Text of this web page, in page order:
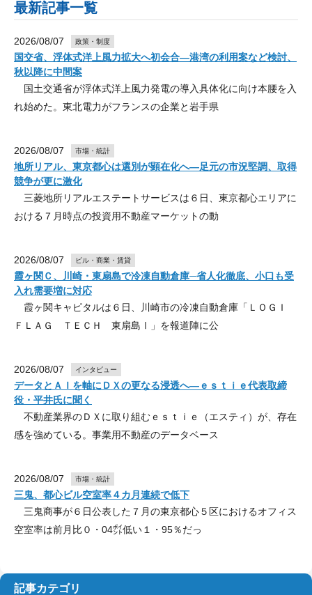
最新記事一覧
2026/08/07 政策・制度
国交省、浮体式洋上風力拡大へ初会合―港湾の利用案など検討、
秋以降に中間案
国土交通省が浮体式洋上風力発電の導入具体化に向け本腰を入
れ始めた。東北電力がフランスの企業と岩手県
2026/08/07 市場・統計
地所リアル、東京都心は選別が顕在化へ―足元の市況堅調、取得
競争が更に激化
三菱地所リアルエステートサービスは６日、東京都心エリアに
おける７月時点の投資用不動産マーケットの動
2026/08/07 ビル・商業・賃貸
霞ヶ関Ｃ、川崎・東扇島で冷凍自動倉庫─省人化徹底、小口も受
入れ需要増に対応
霞ヶ関キャピタルは６日、川崎市の冷凍自動倉庫「ＬＯＧＩ
ＦＬＡＧ ＴＥＣＨ 東扇島Ⅰ」を報道陣に公
2026/08/07 インタビュー
データとＡＩを軸にＤＸの更なる浸透へ―ｅｓｔｉｅ代表取締
役・平井氏に聞く
不動産業界のＤＸに取り組むｅｓｔｉｅ（エスティ）が、存在
感を強めている。事業用不動産のデータベース
2026/08/07 市場・統計
三鬼、都心ビル空室率４カ月連続で低下
三鬼商事が６日公表した７月の東京都心５区におけるオフィス
空室率は前月比０・04㌽低い１・95％だっ
記事カテゴリ